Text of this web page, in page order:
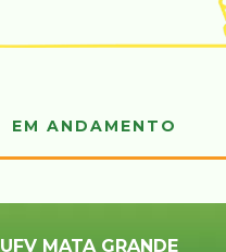
EM ANDAMENTO
UFV MATA GRANDE​